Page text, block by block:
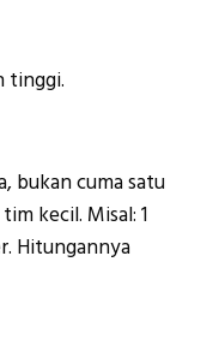
tinggi.
bukan cuma satu
kecil. Misal: 1
Hitungannya